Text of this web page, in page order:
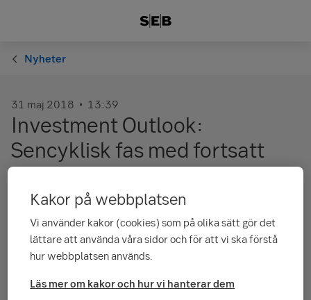
Nyheter
31 maj 2018 13:39
Investment Outlook:
Sencyklisk fas med fortsatt
bärkraft
I linje med våra förväntningar har 2018 hittills bjudit på
oroliga finansmarknader. Frågan är om det handlar om ett
första steg mot en successivt mer defensiv hållning eller en
välbehövlig vinsthemtagning i en fortsatt positiv trend?
Läs rapporten här
Kakor på webbplatsen
Vi använder kakor (cookies) som på olika sätt gör det
lättare att använda våra sidor och för att vi ska förstå
hur webbplatsen används.
Läs mer om kakor och hur vi hanterar dem